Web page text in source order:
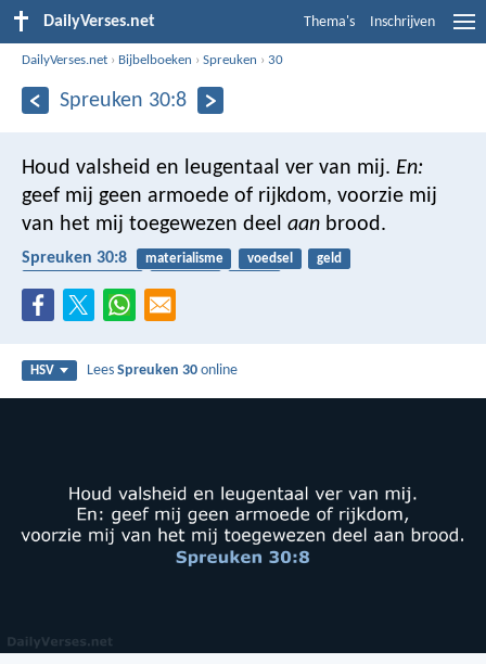
DailyVerses.net Thema's Inschrijven
DailyVerses.net › Bijbelboeken ›Spreuken ›30
Spreuken 30:8
Houd valsheid en leugentaal ver van mij. En:
geef mij geen armoede of rijkdom, voorzie mij
van het mij toegewezen deel aan brood.
Spreuken 30:8 materialisme voedsel
geld
HSV LeesSpreuken 30 online